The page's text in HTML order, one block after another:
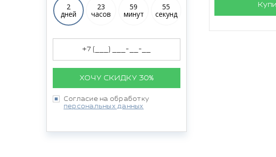
2
дней
23
часов
59
минут
54
секунд
ХОЧУ СКИДКУ 30%
Согласие на обработку
персональных данных